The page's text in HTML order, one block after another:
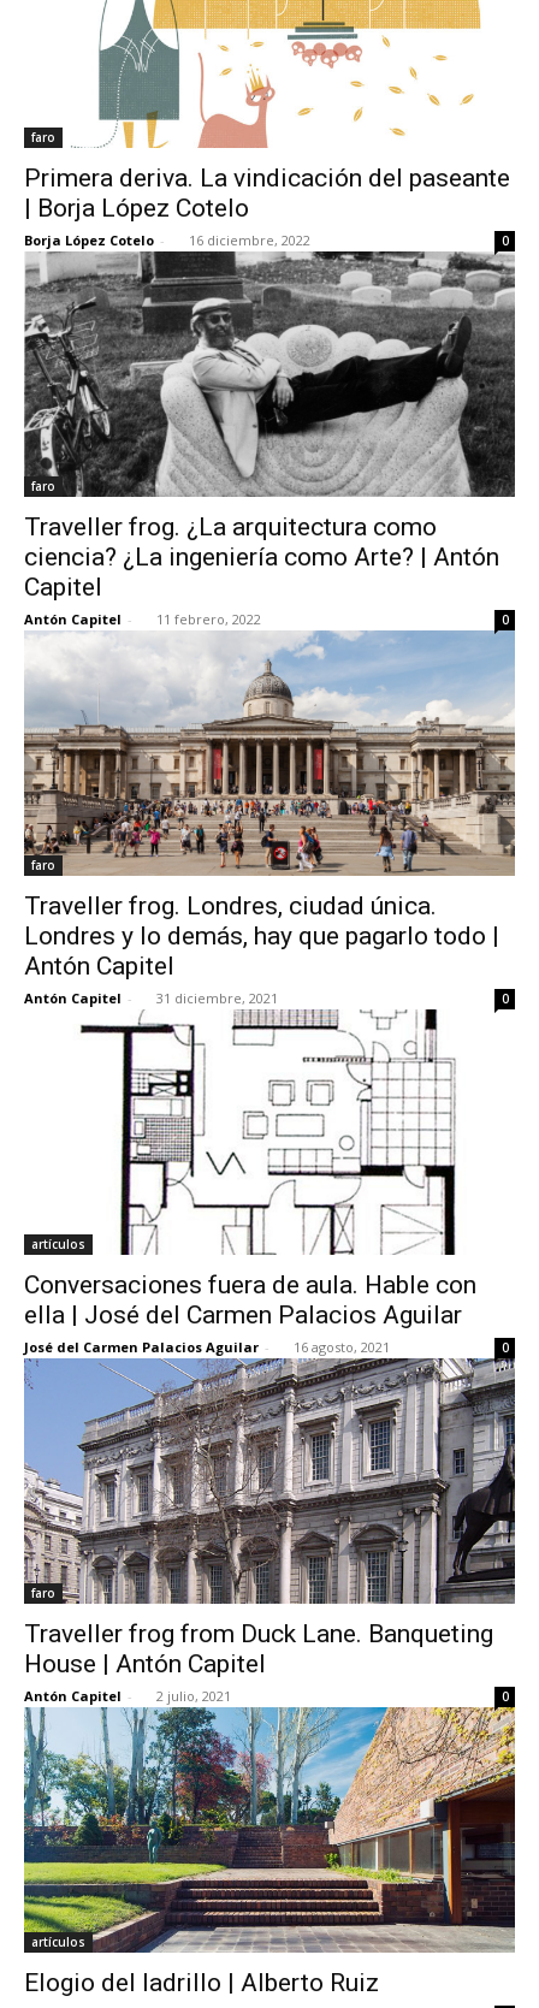
faro
Primera deriva. La vindicación del paseante
| Borja López Cotelo
Borja López Cotelo - 16 diciembre, 2022 0
faro
Traveller frog. ¿La arquitectura como
ciencia? ¿La ingeniería como Arte? | Antón
Capitel
Antón Capitel - 11 febrero, 2022 0
faro
Traveller frog. Londres, ciudad única.
Londres y lo demás, hay que pagarlo todo |
Antón Capitel
Antón Capitel - 31 diciembre, 2021 0
artículos
Conversaciones fuera de aula. Hable con
ella | José del Carmen Palacios Aguilar
José del Carmen Palacios Aguilar - 16 agosto, 2021 0
faro
Traveller frog from Duck Lane. Banqueting
House | Antón Capitel
Antón Capitel - 2 julio, 2021 0
artículos
Elogio del ladrillo | Alberto Ruiz